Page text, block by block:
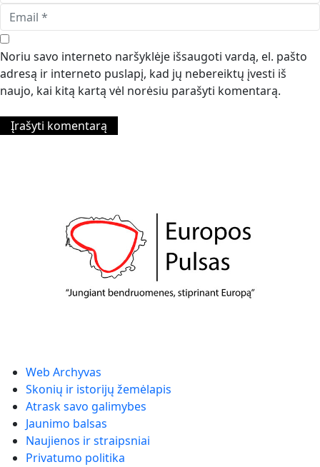
Noriu savo interneto naršyklėje išsaugoti vardą, el. pašto
adresą ir interneto puslapį, kad jų nebereiktų įvesti iš
naujo, kai kitą kartą vėl norėsiu parašyti komentarą.
Web Archyvas
Skonių ir istorijų žemėlapis
Atrask savo galimybes
Jaunimo balsas
Naujienos ir straipsniai
Privatumo politika